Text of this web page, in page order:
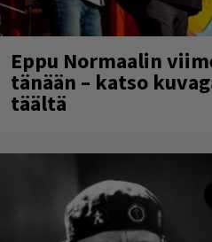
Eppu Normaalin
tänään – katso
täältä